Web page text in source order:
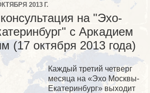
2013 Г.
на "Эхо-
с Аркадием
(17 октября 2013 года)
Каждый третий четверг
месяца на «Эхо Москвы-
Екатеринбург» выходит